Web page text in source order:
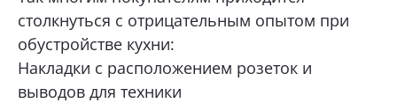
столкнуться с отрицательным опытом при
обустройстве кухни:
Накладки с расположением розеток и
выводов для техники